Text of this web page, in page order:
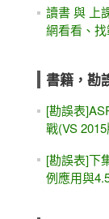
讀書 與 上
網看看、
書籍，勘
[勘誤表
戰(VS
[勘誤表]下
例應用與